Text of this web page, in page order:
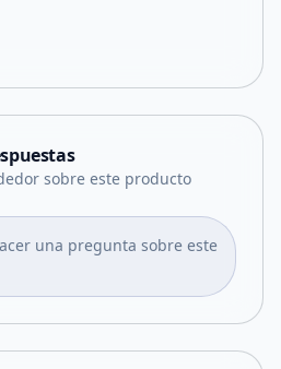
sobre este producto
una pregunta sobre este